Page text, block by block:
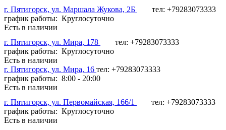
г. Пятигорск, ул. Маршала Жукова, 2Б
тел: +79283073333
график работы: Круглосуточно
Есть в наличии
г. Пятигорск, ул. Мира, 178
тел: +79283073333
график работы: Круглосуточно
Есть в наличии
г. Пятигорск, ул. Мира, 16 тел: +79283073333
график работы: 8:00 - 20:00
Есть в наличии
г. Пятигорск, ул. Первомайская, 166/1
тел: +79283073333
график работы: Круглосуточно
Есть в наличии